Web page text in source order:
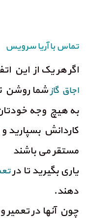
تماس با آریا سرویس
اگر هر یک از این
اجاق گازشما روشن
به هیچ وجه
کاردانش بسپارید
مستقر می باشند
یاری بگیرید تا در
دهند.
چون آنها در